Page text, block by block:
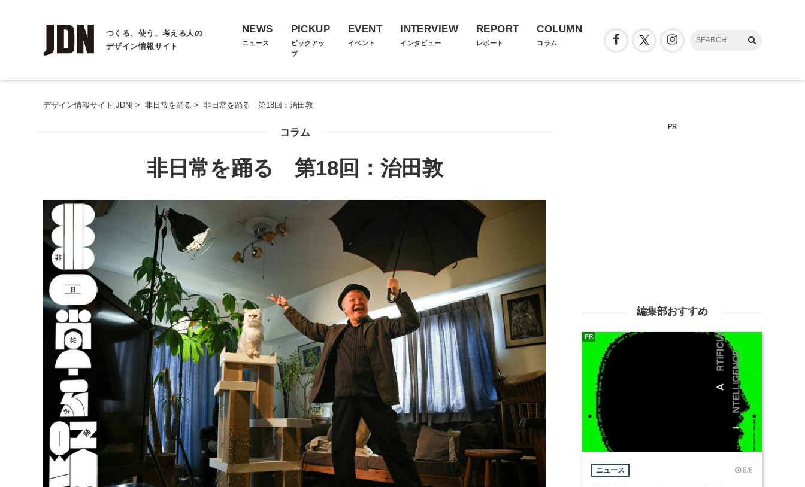
つくる、使う、考える人の
デザイン情報サイト
NEWS
ニュース
PICKUP
ピックアッ
プ
EVENT
イベント
INTERVIEW
インタビュー
REPORT
レポート
COLUMN
コラム
デザイン情報サイト[JDN] > 非日常を踊る > 非日常を踊る 第18回：治田敦
コラム
非日常を踊る 第18回：治田敦
PR
編集部おすすめ
ニュース 8/6
PR